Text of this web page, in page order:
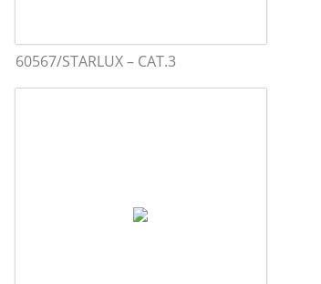
60567/STARLUX – CAT.3